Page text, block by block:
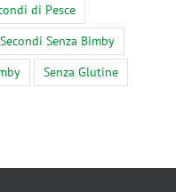
di Pesce
Secondi Senza Bimby
Senza Glutine